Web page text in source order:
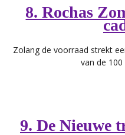
8. Rochas
Zolang de voorraad strekt
van de
9. De Nieuwe